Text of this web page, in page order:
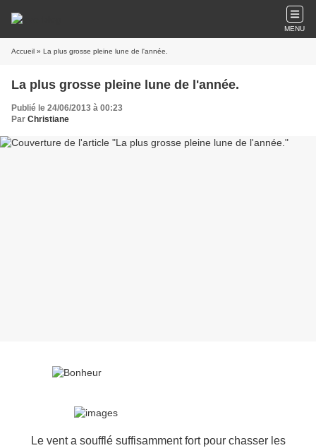
MENU
Accueil » La plus grosse pleine lune de l'année.
La plus grosse pleine lune de l'année.
Publié le 24/06/2013 à 00:23
Par Christiane
Le vent a soufflé suffisamment fort pour chasser les